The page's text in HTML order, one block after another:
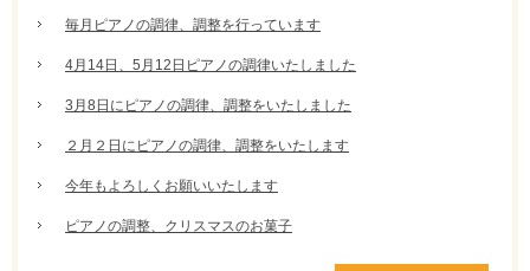
毎月ピアノの調律、調整を行っています
4月14日、5月12日ピアノの調律いたしました
3月8日にピアノの調律、調整をいたしました
２月２日にピアノの調律、調整をいたします
今年もよろしくお願いいたします
ピアノの調整、クリスマスのお菓子